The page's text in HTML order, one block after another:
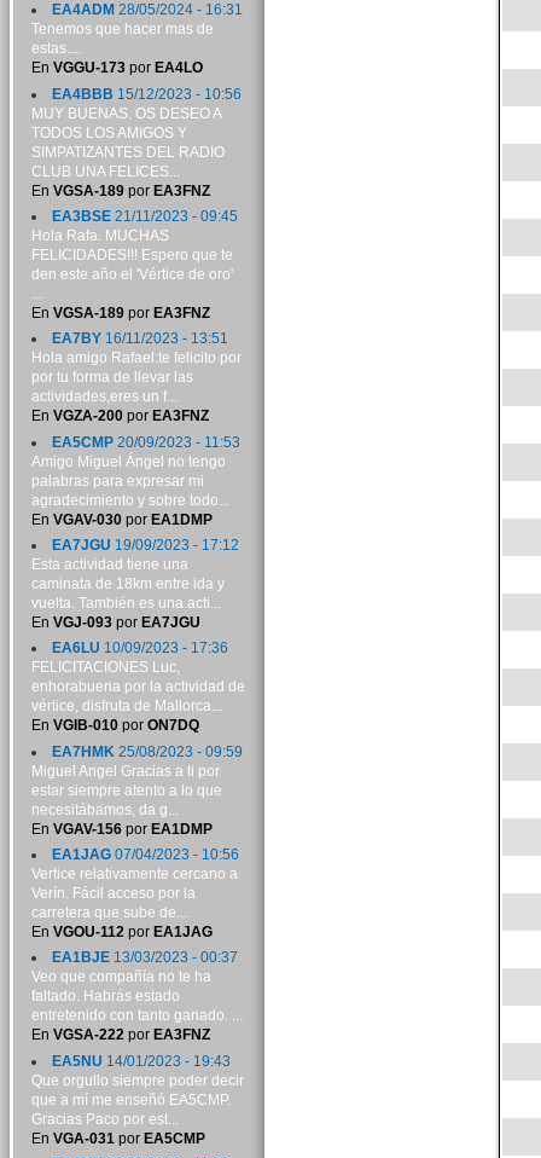
EA4ADM 28/05/2024 - 16:31
Tenemos que hacer mas de
estas....
En VGGU-173por EA4LO
EA4BBB 15/12/2023 - 10:56
MUY BUENAS. OS DESEO A
TODOS LOS AMIGOS Y
SIMPATIZANTES DEL RADIO
CLUB UNA FELICES...
En VGSA-189por EA3FNZ
EA3BSE21/11/2023 - 09:45
Hola Rafa. MUCHAS
FELICIDADES!!! Espero que te
den este año el 'Vértice de oro'
...
En VGSA-189por EA3FNZ
EA7BY16/11/2023 - 13:51
Hola amigo Rafael:te felicito por
por tu forma de llevar las
actividades,eres un f...
En VGZA-200por EA3FNZ
EA5CMP20/09/2023 - 11:53
Amigo Miguel Ángel no tengo
palabras para expresar mi
agradecimiento y sobre todo...
En VGAV-030por EA1DMP
EA7JGU 19/09/2023 - 17:12
Esta actividad tiene una
caminata de 18km entre ida y
vuelta. También es una acti...
En VGJ-093por EA7JGU
EA6LU 10/09/2023 - 17:36
FELICITACIONES Luc,
enhorabuena por la actividad de
vértice, disfruta de Mallorca...
En VGIB-010por ON7DQ
EA7HMK 25/08/2023 - 09:59
Miguel Angel Gracias a ti por
estar siempre atento a lo que
necesitábamos, da g...
En VGAV-156por EA1DMP
EA1JAG07/04/2023 - 10:56
Vertice relativamente cercano a
Verín. Fácil acceso por la
carretera que sube de...
En VGOU-112por EA1JAG
EA1BJE13/03/2023 - 00:37
Veo que compañía no te ha
faltado. Habrás estado
entretenido con tanto ganado. ...
En VGSA-222por EA3FNZ
EA5NU 14/01/2023 - 19:43
Que orgullo siempre poder decir
que a mí me enseñó EA5CMP.
Gracias Paco por est...
En VGA-031 por EA5CMP